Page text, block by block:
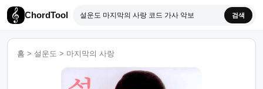
ChordTool 검색
홈 > 설운도 > 마지막의 사랑